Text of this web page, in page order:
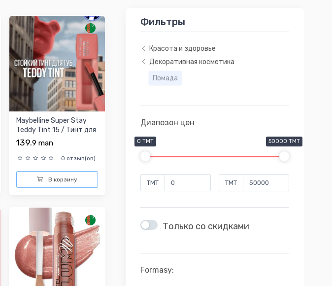
Фильтры
Красота и здоровье
Декоративная косметика
Помада
Диапозон цен
0 TMT 50000 TMT
TMT TMT
Только со скидками
Formasy:
Maybelline Super Stay
Teddy Tint 15 / Тинт для
губ
139.9 man
0 отзыв(ов)
В корзину